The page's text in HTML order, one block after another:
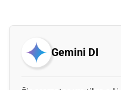
Gemini DI